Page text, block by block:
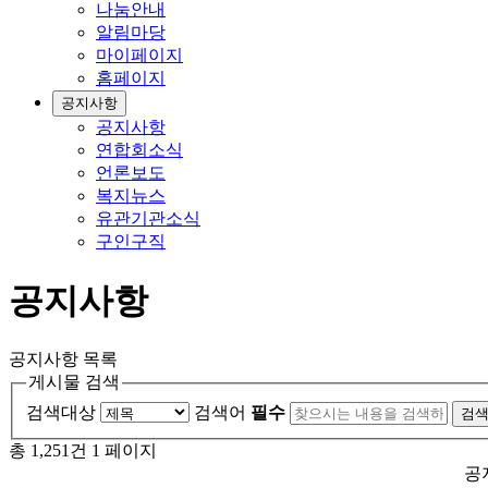
나눔안내
알림마당
마이페이지
홈페이지
공지사항
공지사항
연합회소식
언론보도
복지뉴스
유관기관소식
구인구직
공지사항
공지사항 목록
게시물 검색
검색대상
검색어 필수
총 1,251건 1 페이지
공